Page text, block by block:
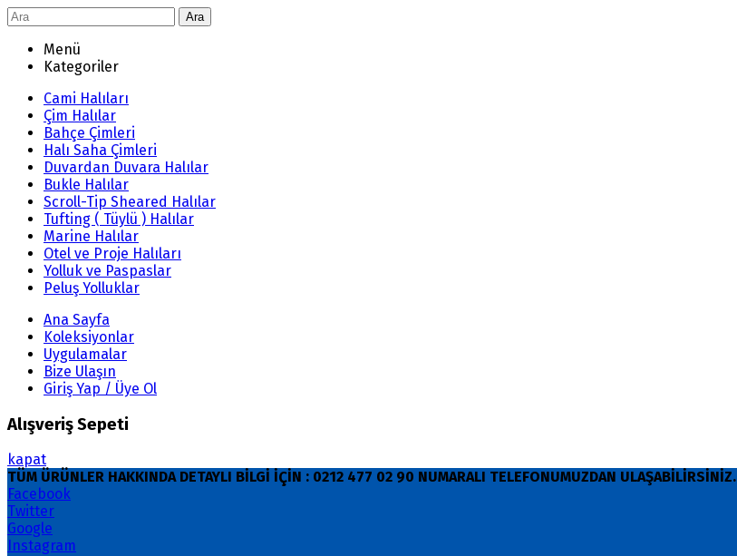
Ara
Menü
Kategoriler
Cami Halıları
Çim Halılar
Bahçe Çimleri
Halı Saha Çimleri
Duvardan Duvara Halılar
Bukle Halılar
Scroll-Tip Sheared Halılar
Tufting ( Tüylü ) Halılar
Marine Halılar
Otel ve Proje Halıları
Yolluk ve Paspaslar
Peluş Yolluklar
Ana Sayfa
Koleksiyonlar
Uygulamalar
Bize Ulaşın
Giriş Yap / Üye Ol
Alışveriş Sepeti
kapat
TÜM ÜRÜNLER HAKKINDA DETAYLI BİLGİ İÇİN : 0212 477 02 90 NUMARALI TELEFONUMUZDAN ULAŞABİLİRSİNİZ.
Facebook
Twitter
Google
Instagram